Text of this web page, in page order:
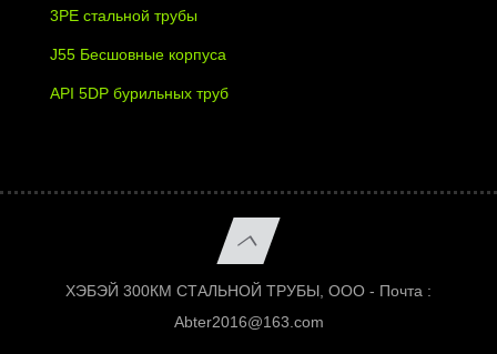
3PE стальной трубы
J55 Бесшовные корпуса
API 5DP бурильных труб
ХЭБЭЙ 300КМ СТАЛЬНОЙ ТРУБЫ, ООО - Почта :
Abter2016@163.com